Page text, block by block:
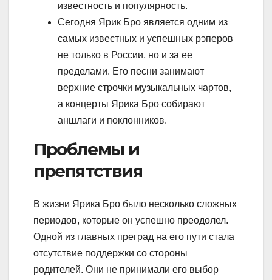
известность и популярность.
Сегодня Ярик Бро является одним из
самых известных и успешных рэперов
не только в России, но и за ее
пределами. Его песни занимают
верхние строчки музыкальных чартов,
а концерты Ярика Бро собирают
аншлаги и поклонников.
Проблемы и
препятствия
В жизни Ярика Бро было несколько сложных
периодов, которые он успешно преодолел.
Одной из главных преград на его пути стала
отсутствие поддержки со стороны
родителей. Они не принимали его выбор